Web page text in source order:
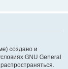
создано и
GNU General